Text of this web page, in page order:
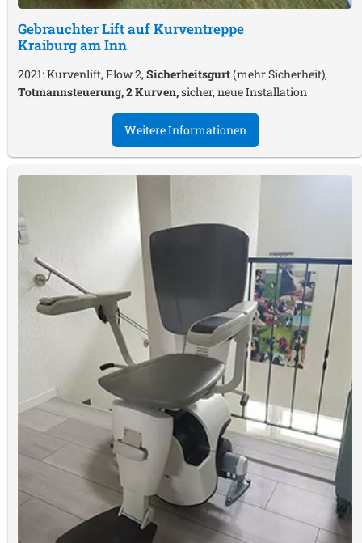
Gebrauchter Lift auf Kurventreppe
Kraiburg am Inn
2021: Kurvenlift, Flow 2, Sicherheitsgurt(mehr Sicherheit),
Totmannsteuerung, 2 Kurven,sicher, neue Installation
Weitere Informationen